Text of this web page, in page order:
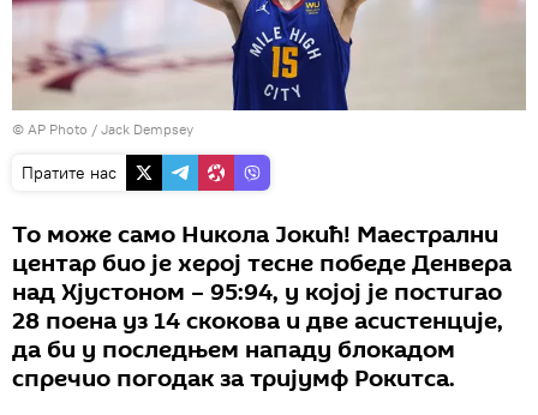
© AP Photo / Jack Dempsey
Пратите нас
То може само Никола Јокић! Маестрални
центар био је херој тесне победе Денвера
над Хјустоном – 95:94, у којој је постигао
28 поена уз 14 скокова и две асистенције,
да би у последњем нападу блокадом
спречио погодак за тријумф Рокитса.